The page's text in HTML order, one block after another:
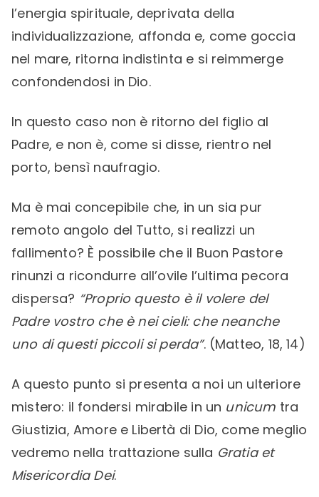
l’energia spirituale, deprivata della
individualizzazione, affonda e, come goccia
nel mare, ritorna indistinta e si reimmerge
confondendosi in Dio.
In questo caso non è ritorno del figlio al
Padre, e non è, come si disse, rientro nel
porto, bensì naufragio.
Ma è mai concepibile che, in un sia pur
remoto angolo del Tutto, si realizzi un
fallimento? È possibile che il Buon Pastore
rinunzi a ricondurre all’ovile l’ultima pecora
dispersa? “Proprio questo è il volere del
Padre vostro che è nei cieli: che neanche
uno di questi piccoli si perda”. (Matteo, 18, 14)
A questo punto si presenta a noi un ulteriore
mistero: il fondersi mirabile in un unicum tra
Giustizia, Amore e Libertà di Dio, come meglio
vedremo nella trattazione sulla Gratia et
Misericordia Dei.